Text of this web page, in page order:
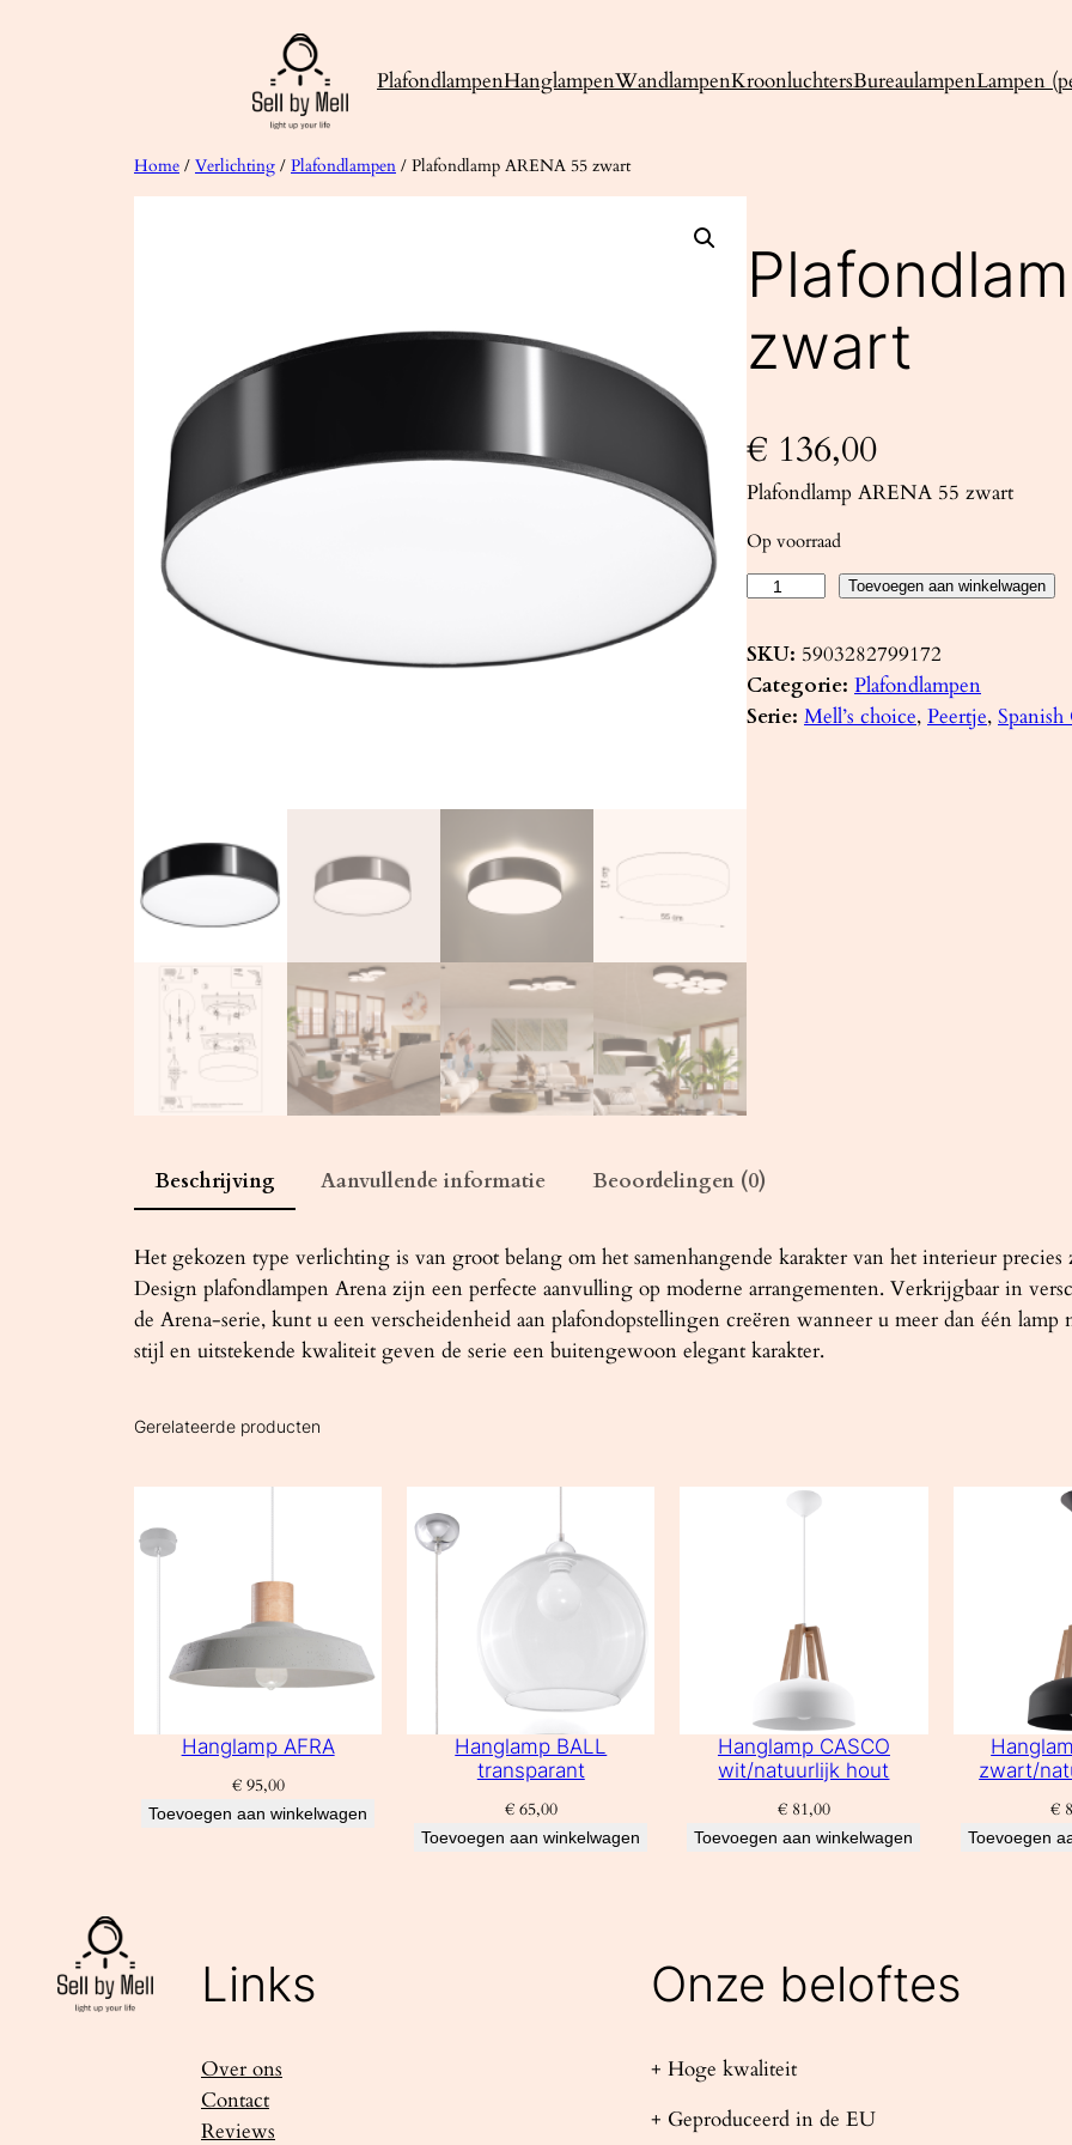
PlafondlampenHanglampenWandlampenKroonluchtersBureaulampenLampen
Home / Verlichting / Plafondlampen / Plafondlamp ARENA 55 zwart
zwart
€ 136,00
Plafondlamp ARENA 55 zwart
Op voorraad
a
f
o
R
5
w
t
a
a
n
Toevoegen aan winkelwagen
SKU: 5903282799172
Categorie: Plafondlampen
Serie: Mell’s choice, Peertje,
Beschrijving Aanvullende informatie Beoordelingen (0)
Het gekozen type verlichting is van groot belang om het samenhangende karakter van het interieur
Design plafondlampen Arena zijn een perfecte aanvulling op moderne arrangementen. Verkrijgbaar in
de Arena-serie, kunt u een verscheidenheid aan plafondopstellingen creëren wanneer u meer dan één
stijl en uitstekende kwaliteit geven de serie een buitengewoon elegant karakter.
Gerelateerde producten
Hanglamp AFRA
€95,00
Toevoegen aan winkelwagen
Hanglamp BALL
transparant
€65,00
Toevoegen aan winkelwagen
Hanglamp CASCO
wit/natuurlijk hout
€81,00
Toevoegen aan winkelwagen
zwart/
€
Toevoegen
Links
Over ons
Contact
Reviews
Onze beloftes
+ Hoge kwaliteit
+ Geproduceerd in de EU